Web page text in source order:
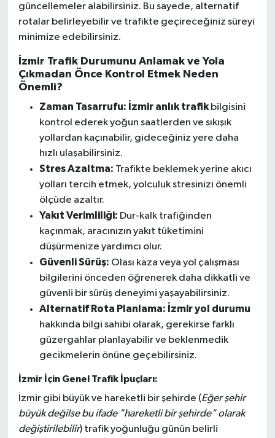
güncellemeler alabilirsiniz. Bu sayede, alternatif
rotalar belirleyebilir ve trafikte geçireceğiniz süreyi
minimize edebilirsiniz.
İzmir Trafik Durumunu Anlamak ve Yola
Çıkmadan Önce Kontrol Etmek Neden
Önemli?
Zaman Tasarrufu: İzmir anlık trafikbilgisini
kontrol ederek yoğun saatlerden ve sıkışık
yollardan kaçınabilir, gideceğiniz yere daha
hızlı ulaşabilirsiniz.
Stres Azaltma: Trafikte beklemek yerine akıcı
yolları tercih etmek, yolculuk stresinizi önemli
ölçüde azaltır.
Yakıt Verimliliği: Dur-kalk trafiğinden
kaçınmak, aracınızın yakıt tüketimini
düşürmenize yardımcı olur.
Güvenli Sürüş: Olası kaza veya yol çalışması
bilgilerini önceden öğrenerek daha dikkatli ve
güvenli bir sürüş deneyimi yaşayabilirsiniz.
Alternatif Rota Planlama: İzmir yol durumu
hakkında bilgi sahibi olarak, gerekirse farklı
güzergahlar planlayabilir ve beklenmedik
gecikmelerin önüne geçebilirsiniz.
İzmir İçin Genel Trafik İpuçları:
İzmir gibi büyük ve hareketli bir şehirde (Eğer şehir
büyük değilse bu ifade "hareketli bir şehirde" olarak
değiştirilebilir) trafik yoğunluğu günün belirli